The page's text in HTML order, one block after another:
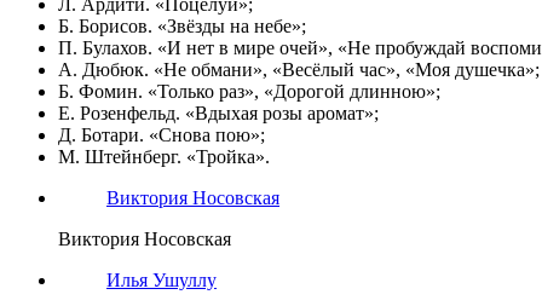
Б. Борисов. «Звёзды на небе»;
П. Булахов. «И нет в мире очей», «Не пробуждай
А. Дюбюк. «Не обмани», «Весёлый час», «Моя душечка»;
Б. Фомин. «Только раз», «Дорогой длинною»;
Е. Розенфельд. «Вдыхая розы аромат»;
Д. Ботари. «Снова пою»;
М. Штейнберг. «Тройка».
Виктория Носовская
Виктория Носовская
Илья Ушуллу